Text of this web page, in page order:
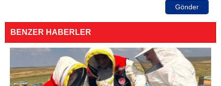
Gönder
BENZER HABERLER